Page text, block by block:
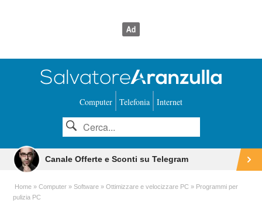
Computer Telefonia Internet
Canale Offerte e Sconti su Telegram
Home Computer Software Ottimizzare e velocizzare PC
Programmi per
pulizia PC